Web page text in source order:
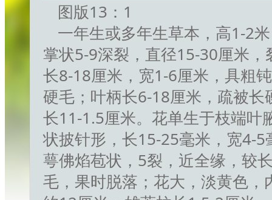
图版13：1
一年生或多年生草本，高1-2
掌状5-9深裂，直径15-30厘米，
长8-18厘米，宽1-6厘米，具粗
硬毛；叶柄长6-18厘米，疏被长
长11-1.5厘米。花单生于枝端叶
状披针形，长15-25毫米，宽4-5
萼佛焰苞状，5裂，近全缘，较
毛，果时脱落；花大，淡黄色，